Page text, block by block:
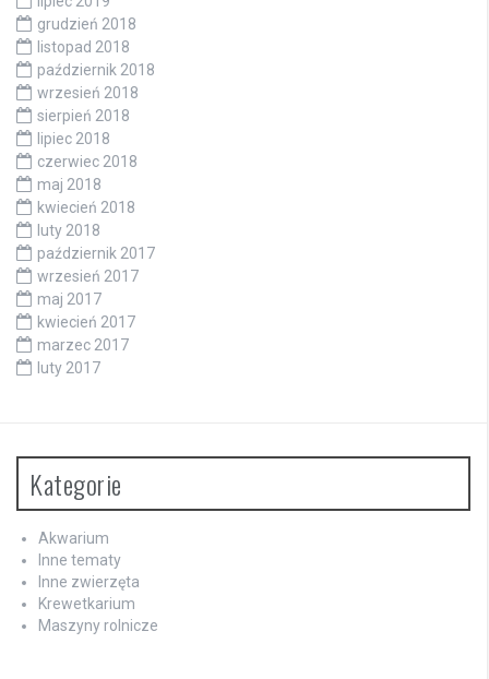
grudzień 2018
listopad 2018
październik 2018
wrzesień 2018
sierpień 2018
lipiec 2018
czerwiec 2018
maj 2018
kwiecień 2018
luty 2018
październik 2017
wrzesień 2017
maj 2017
kwiecień 2017
marzec 2017
luty 2017
Kategorie
Akwarium
Inne tematy
Inne zwierzęta
Krewetkarium
Maszyny rolnicze